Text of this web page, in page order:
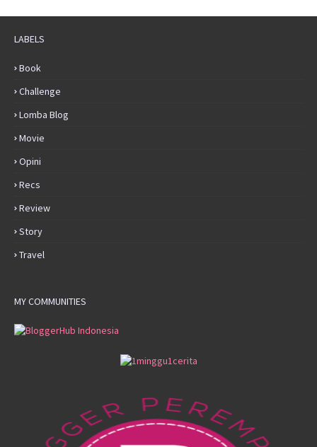
LABELS
Book
Challenge
Lomba Blog
Movie
Opini
Recs
Review
Story
Travel
MY COMMUNITIES